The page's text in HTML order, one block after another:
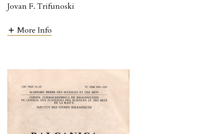
Jovan F. Trifunoski
More Info